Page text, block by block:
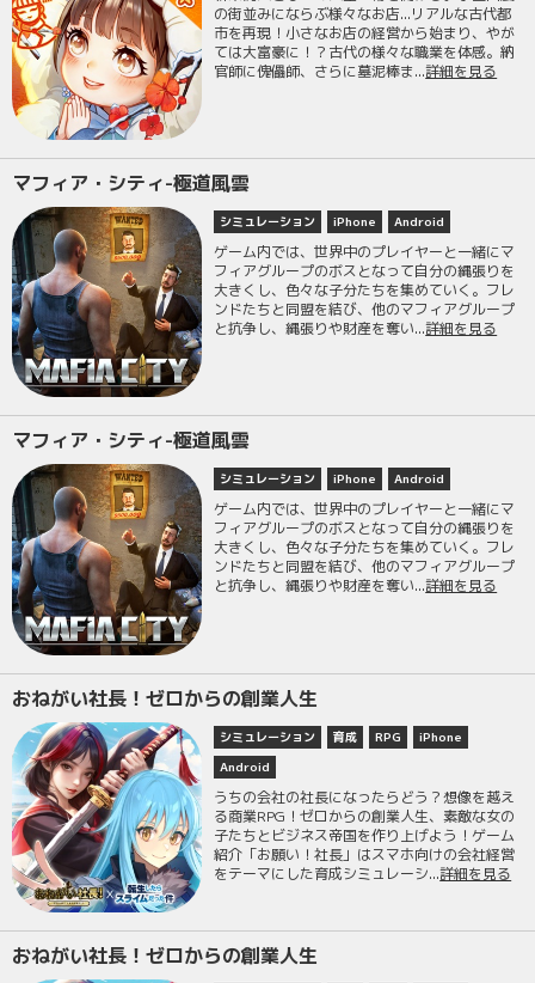
の街並みにならぶ様々なお店...リアルな古代都
市を再現！小さなお店の経営から始まり、やが
ては大富豪に！？古代の様々な職業を体感。納
官師に傀儡師、さらに墓泥棒ま...詳細を見る
マフィア・シティ-極道風雲
シミュレーション iPhone Android
ゲーム内では、世界中のプレイヤーと一緒にマ
フィアグループのボスとなって自分の縄張りを
大きくし、色々な子分たちを集めていく。フレ
ンドたちと同盟を結び、他のマフィアグループ
と抗争し、縄張りや財産を奪い...詳細を見る
マフィア・シティ-極道風雲
シミュレーション iPhone Android
ゲーム内では、世界中のプレイヤーと一緒にマ
フィアグループのボスとなって自分の縄張りを
大きくし、色々な子分たちを集めていく。フレ
ンドたちと同盟を結び、他のマフィアグループ
と抗争し、縄張りや財産を奪い...詳細を見る
おねがい社長！ゼロからの創業人生
シミュレーション 育成 RPG
iPhone
Android
うちの会社の社長になったらどう？想像を越え
る商業RPG！ゼロからの創業人生、素敵な女の
子たちとビジネス帝国を作り上げよう！ゲーム
紹介「お願い！社長」はスマホ向けの会社経営
をテーマにした育成シミュレーシ...詳細を見る
おねがい社長！ゼロからの創業人生